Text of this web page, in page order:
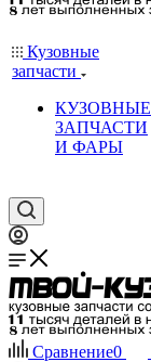
Кузовные
запчасти
КУЗОВНЫЕ
ЗАПЧАСТИ
И ФАРЫ
Сравнение0